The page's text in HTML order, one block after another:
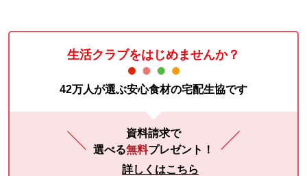
生活クラブをはじめませんか？
42万人が選ぶ安心食材の宅配生協です
資料請求で
選べる無料プレゼント！
詳しくはこちら